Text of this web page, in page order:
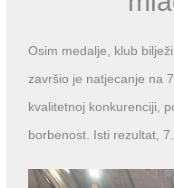
Osim medalje, klub
završio je natjecanje na
kvalitetnoj konkurenciji,
borbenost. Isti rezultat,